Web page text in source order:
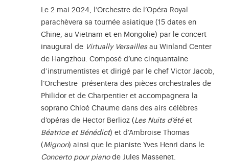
Le 2 mai 2024, l’Orchestre de l’Opéra Royal
parachèvera sa tournée asiatique (15 dates en
Chine, au Vietnam et en Mongolie) par le concert
inaugural de Virtually Versaillesau Winland Center
de Hangzhou. Composé d’une cinquantaine
d’instrumentistes et dirigé par le chef Victor Jacob,
l’Orchestre présentera des pièces orchestrales de
Philidor et de Charpentier et accompagnera la
soprano Chloé Chaume dans des airs célèbres
d’opéras de Hector Berlioz (Les Nuits d’étéet
Béatrice et Bénédict) et d’Ambroise Thomas
(Mignon) ainsi que le pianiste Yves Henri dans le
Concerto pour pianode Jules Massenet.